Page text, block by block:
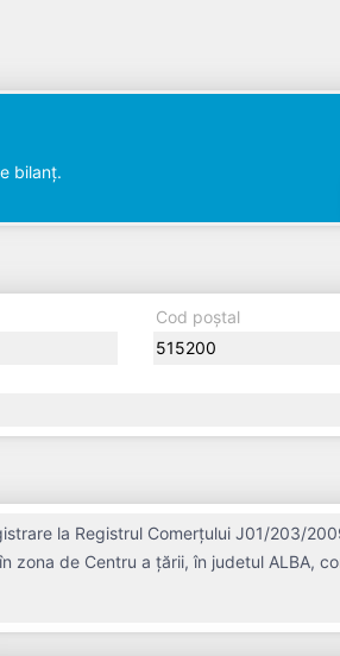
bilanț.
Cod poștal
515200
la Registrul Comerțului J01/203/
zona de Centru a țării, în judetul ALBA,